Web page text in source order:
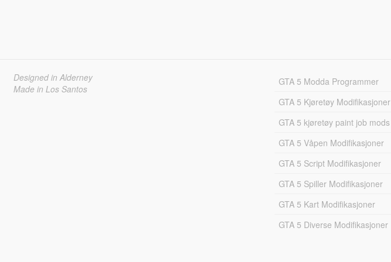
Designed in Alderney
Made in Los Santos
GTA 5 Modda Programmer
GTA 5 Kjøretøy Modifikasjoner
GTA 5 kjøretøy paint job mods
GTA 5 Våpen Modifikasjoner
GTA 5 Script Modifikasjoner
GTA 5 Spiller Modifikasjoner
GTA 5 Kart Modifikasjoner
GTA 5 Diverse Modifikasjoner